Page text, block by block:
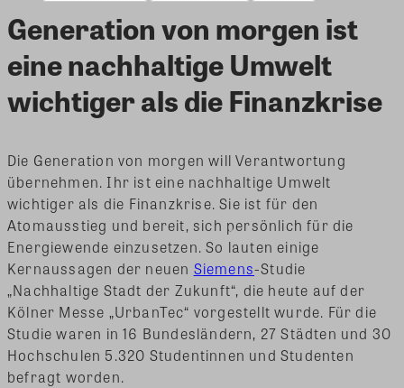
Generation von morgen ist
eine nachhaltige Umwelt
wichtiger als die Finanzkrise
Die Generation von morgen will Verantwortung
übernehmen. Ihr ist eine nachhaltige Umwelt
wichtiger als die Finanzkrise. Sie ist für den
Atomausstieg und bereit, sich persönlich für die
Energiewende einzusetzen. So lauten einige
Kernaussagen der neuen Siemens-Studie
„Nachhaltige Stadt der Zukunft“, die heute auf der
Kölner Messe „UrbanTec“ vorgestellt wurde. Für die
Studie waren in 16 Bundesländern, 27 Städten und 30
Hochschulen 5.320 Studentinnen und Studenten
befragt worden.